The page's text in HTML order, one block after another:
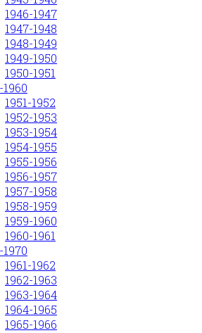
1946-1947
1947-1948
1948-1949
1949-1950
1950-1951
1960
1951-1952
1952-1953
1953-1954
1954-1955
1955-1956
1956-1957
1957-1958
1958-1959
1959-1960
1960-1961
1970
1961-1962
1962-1963
1963-1964
1964-1965
1965-1966